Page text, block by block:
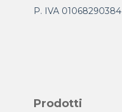
P. IVA 01068290384
Prodotti